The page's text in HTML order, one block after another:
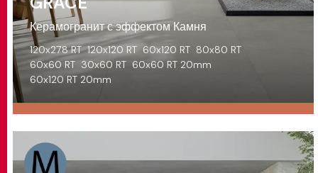
Керамогранит с эффектом Камня
120x278 RT 120x120 RT 60x120 RT 80x80 RT
60x60 RT 30x60 RT 60x60 RT 20mm
60x120 RT 20mm